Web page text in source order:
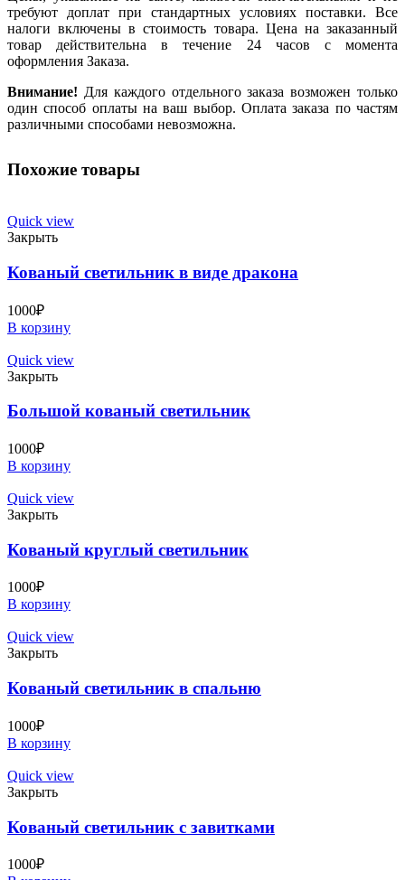
требуют доплат при стандартных условиях поставки. Все
налоги включены в стоимость товара. Цена на заказанный
товар действительна в течение 24 часов с момента
оформления Заказа.
Внимание! Для каждого отдельного заказа возможен только
один способ оплаты на ваш выбор. Оплата заказа по частям
различными способами невозможна.
Похожие товары
Quick view
Закрыть
Кованый светильник в виде дракона
1000₽
В корзину
Quick view
Закрыть
Большой кованый светильник
1000₽
В корзину
Quick view
Закрыть
Кованый круглый светильник
1000₽
В корзину
Quick view
Закрыть
Кованый светильник в спальню
1000₽
В корзину
Quick view
Закрыть
Кованый светильник с завитками
1000₽